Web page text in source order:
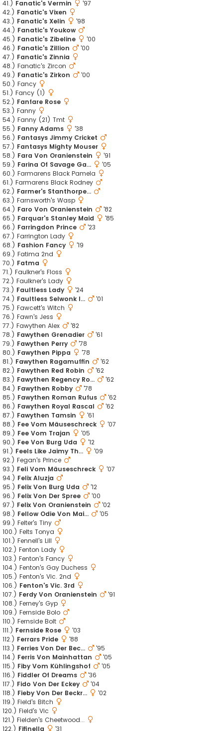
41.) Fanatic's Vermin
'97
42.) Fanatic's Vixen
43.) Fanatic's Xelin
'98
44.) Fanatic's Youkow
45.) Fanatic's Zibeline
'00
46.) Fanatic's Zillion
'00
47.) Fanatic's Zinnia
48.) Fanatic's Zircon
49.) Fanatic's Zirkon
'00
50.) Fancy
51.) Fancy (1)
52.) Fanfare Rose
53.) Fanny
54.) Fanny (21) Tmt
55.) Fanny Adams
'38
56.) Fantasys Jimmy Cricket
57.) Fantasys Mighty Mouser
58.) Fara Von Oranienstein
'91
59.) Farina Of Savage Ga...
'05
60.) Farmarens Black Pamela
61.) Farmarens Black Rodney
62.) Farmer's Stanthorpe...
63.) Farnsworth's Wasp
64.) Faro Von Oranienstein
'82
65.) Farquar's Stanley Maid
'85
66.) Farringdon Prince
'23
67.) Farrington Lady
68.) Fashion Fancy
'19
69.) Fatima 2nd
70.) Fatma
71.) Faulkner's Floss
72.) Faulkner's Lady
73.) Faultless Lady
'24
74.) Faultless Selwonk I...
'01
75.) Fawcett's Witch
76.) Fawn's Jess
77.) Fawythen Alex
'82
78.) Fawythen Grenadier
'61
79.) Fawythen Perry
'78
80.) Fawythen Pippa
'78
81.) Fawythen Ragamuffin
'62
82.) Fawythen Red Robin
'62
83.) Fawythen Regency Ro...
'62
84.) Fawythen Robby
'78
85.) Fawythen Roman Rufus
'62
86.) Fawythen Royal Rascal
'62
87.) Fawythen Tamsin
'61
88.) Fee Vom Mäuseschreck
'07
89.) Fee Vom Trajan
'05
90.) Fee Von Burg Uda
'12
91.) Feels Like Jaimy Th...
'09
92.) Fegan's Prince
93.) Feli Vom Mäuseschreck
'07
94.) Felix Aluzja
95.) Felix Von Burg Uda
'12
96.) Felix Von Der Spree
'00
97.) Felix Von Oranienstein
'02
98.) Fellow Odie Von Mai...
'05
99.) Felter's Tiny
100.) Felts Tonya
101.) Fennell's Lill
102.) Fenton Lady
103.) Fenton's Fancy
104.) Fenton's Gay Duchess
105.) Fenton's Vic. 2nd
106.) Fenton's Vic. 3rd
107.) Ferdy Von Oranienstein
'91
108.) Ferney's Gyp
109.) Fernside Bolo
110.) Fernside Bolt
111.) Fernside Rose
'03
112.) Ferrars Pride
'88
113.) Ferries Von Der Bec...
'95
114.) Ferris Von Mainhattan
'05
115.) Fiby Vom Kühlingshof
'05
116.) Fiddler Of Dreams
'36
117.) Fido Von Der Eckey
'04
118.) Fieby Von Der Beckr...
'02
119.) Field's Bitch
120.) Field's Vic
121.) Fielden's Cheetwood...
122.) Fifinella '31